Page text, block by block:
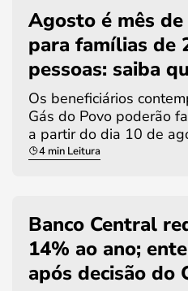
Agosto é mês
para famílias de
pessoas: saiba
Os beneficiários
Gás do Povo poderão
a partir do dia 10 de
4 min Leitura
Banco Central
14% ao ano;
após decisão do